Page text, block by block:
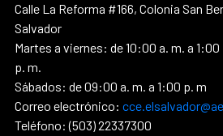
Calle La Reforma #166, Colonia San
Salvador
Martes a viernes: de 10:00 a. m. a
p. m.
Sábados: de 09:00 a. m. a 1:00 p. m
Correo electrónico:
Teléfono: (503) 22337300